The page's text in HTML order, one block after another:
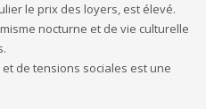
le prix des loyers, est élevé.
nocturne et de vie culturelle
de tensions sociales est une